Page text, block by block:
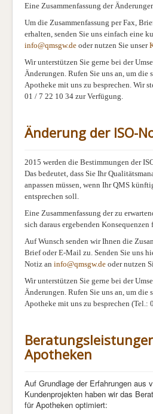
Eine Zusammenfassung der
Um die Zusammenfassung per Fax,
erhalten, senden Sie uns einfach eine
info@qmsgw.de oder nutzen Sie unser
Wir unterstützen Sie gerne bei der
Änderungen. Rufen Sie uns an, um die
Apotheke mit uns zu besprechen. Wir
01 / 7 22 10 34 zur Verfügung
Änderung der ISO-
2015 werden die Bestimmungen der
Das bedeutet, dass Sie Ihr
anpassen müssen, wenn Ihr QMS
entsprechen soll.
Eine Zusammenfassung der zu
sich daraus ergebenden
Auf Wunsch senden wir Ihnen die
Brief oder E-Mail zu. Senden Sie uns
Notiz an info@qmsgw.de oder nutzen
Wir unterstützen Sie gerne bei der
Änderungen. Rufen Sie uns an, um die
Apotheke mit uns zu besprechen (Tel.:
Apotheken
Auf Grundlage der Erfahrungen aus
Kundenprojekten haben wir das
für Apotheken optimiert: